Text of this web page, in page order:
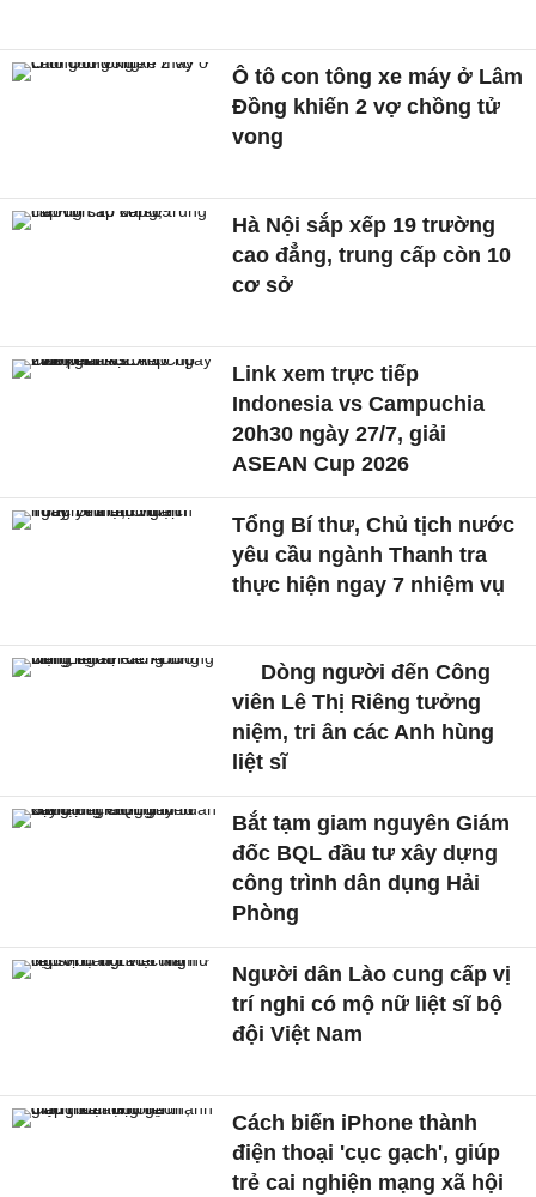
Ô tô con tông xe máy ở Lâm
Đồng khiến 2 vợ chồng tử
vong
Hà Nội sắp xếp 19 trường
cao đẳng, trung cấp còn 10
cơ sở
Link xem trực tiếp
Indonesia vs Campuchia
20h30 ngày 27/7, giải
ASEAN Cup 2026
Tổng Bí thư, Chủ tịch nước
yêu cầu ngành Thanh tra
thực hiện ngay 7 nhiệm vụ
Dòng người đến Công
viên Lê Thị Riêng tưởng
niệm, tri ân các Anh hùng
liệt sĩ
Bắt tạm giam nguyên Giám
đốc BQL đầu tư xây dựng
công trình dân dụng Hải
Phòng
Người dân Lào cung cấp vị
trí nghi có mộ nữ liệt sĩ bộ
đội Việt Nam
Cách biến iPhone thành
điện thoại 'cục gạch', giúp
trẻ cai nghiện mạng xã hội